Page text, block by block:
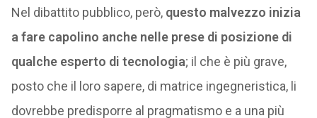
Nel dibattito pubblico, però, questo malvezzo inizia
a fare capolino anche nelle prese di posizione di
qualche esperto di tecnologia; il che è più grave,
posto che il loro sapere, di matrice ingegneristica, li
dovrebbe predisporre al pragmatismo e a una più